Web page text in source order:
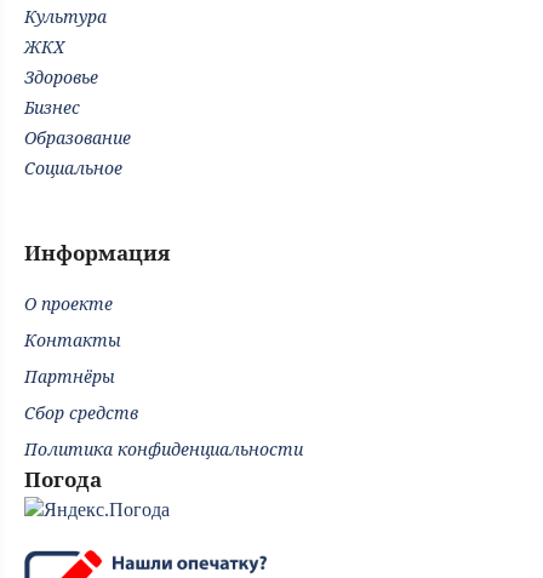
Культура
ЖКХ
Здоровье
Бизнес
Образование
Социальное
Информация
О проекте
Контакты
Партнёры
Сбор средств
Политика конфиденциальности
Погода